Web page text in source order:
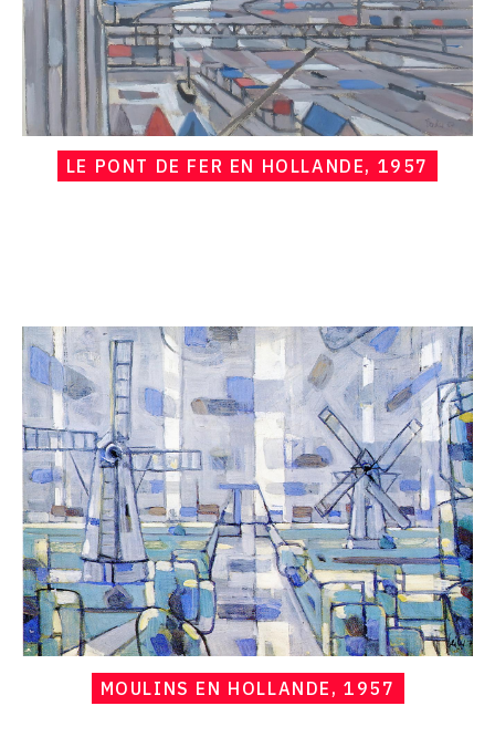
LE PONT DE FER EN HOLLANDE, 1957
Hans
Seiler,
Moulins
en
Hollande,
1957
MOULINS EN HOLLANDE, 1957